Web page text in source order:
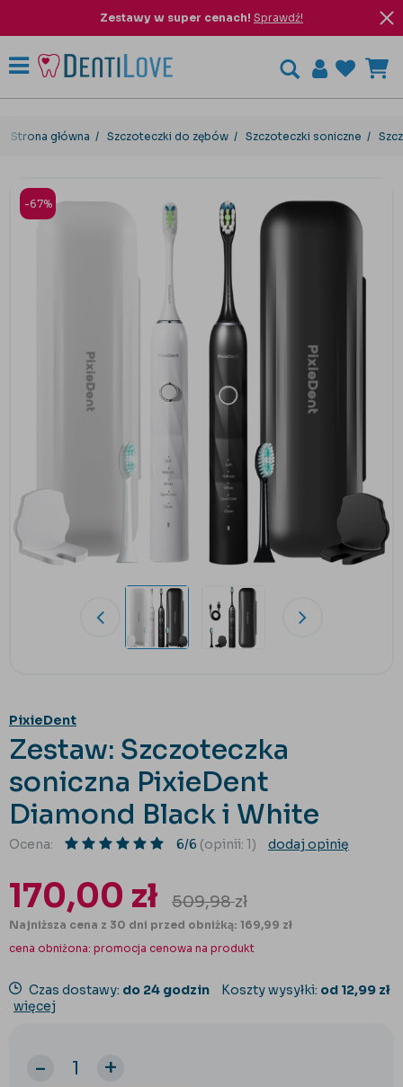
Zestawy w super cenach! Sprawdź!
Strona główna Szczoteczki do zębów Szczoteczki soniczne
-67%
PixieDent
Zestaw: Szczoteczka
soniczna PixieDent
Diamond Black i White
Ocena: 6/6 (opinii: 1) dodaj opinię
170,00 zł 509,98zł
Najniższa cena z 30 dni przed obniżką: 169,99 zł
cena obniżona: promocja cenowa na produkt
Czas dostawy: do 24 godzin Koszty wysyłki: od 12,99 zł
więcej
- +